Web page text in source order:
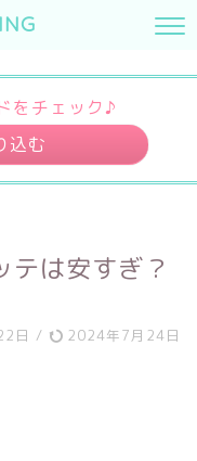
をチェック♪
～7万円
テは安すぎ？
日 / 2024年7月24日